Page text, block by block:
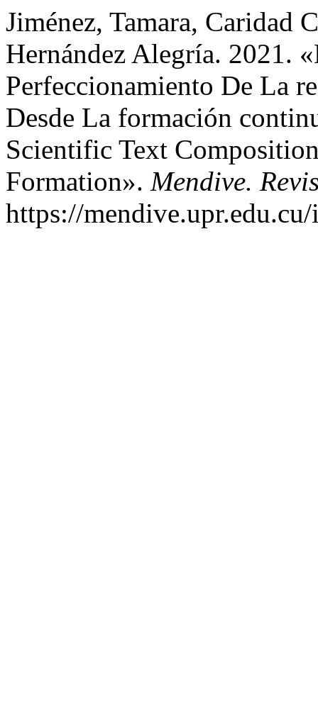
Jiménez, Tamara, Caridad
Hernández Alegría. 2021.
Perfeccionamiento De La
Desde La formación
Scientific Text
Formation». Mendive.
https://